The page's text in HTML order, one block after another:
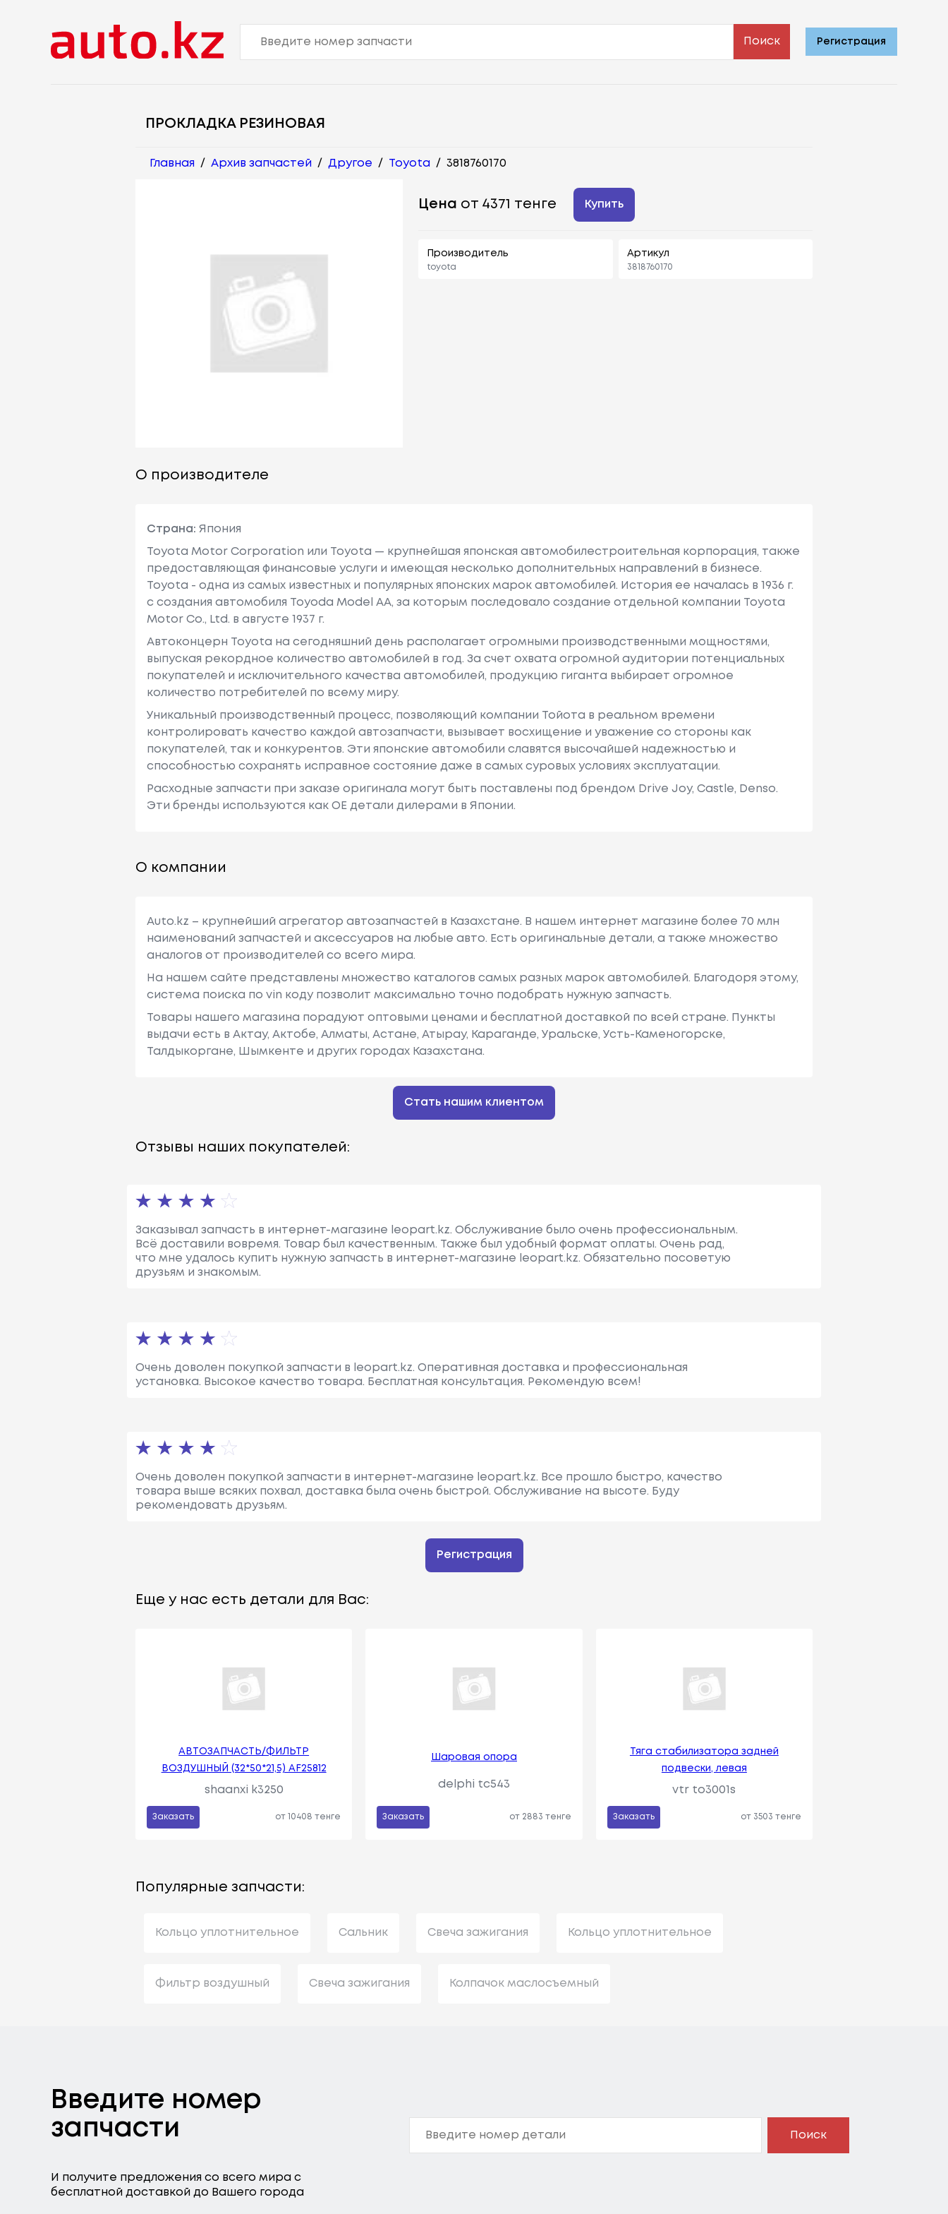
Поиск Регистрация
ПРОКЛАДКА РЕЗИНОВАЯ
Главная / Архив запчастей / Другое / Toyota / 3818760170
Цена от 4371 тенге Купить
Производитель
toyota
Артикул
3818760170
О производителе
Страна: Япония
Toyota Motor Corporation или Toyota — крупнейшая японская автомобилестроительная корпорация, также
предоставляющая финансовые услуги и имеющая несколько дополнительных направлений в бизнесе.
Toyota - одна из самых известных и популярных японских марок автомобилей. История ее началась в 1936 г.
с создания автомобиля Toyoda Model AA, за которым последовало создание отдельной компании Toyota
Motor Co., Ltd. в августе 1937 г.
Автоконцерн Toyota на сегодняшний день располагает огромными производственными мощностями,
выпуская рекордное количество автомобилей в год. За счет охвата огромной аудитории потенциальных
покупателей и исключительного качества автомобилей, продукцию гиганта выбирает огромное
количество потребителей по всему миру.
Уникальный производственный процесс, позволяющий компании Тойота в реальном времени
контролировать качество каждой автозапчасти, вызывает восхищение и уважение со стороны как
покупателей, так и конкурентов. Эти японские автомобили славятся высочайшей надежностью и
способностью сохранять исправное состояние даже в самых суровых условиях эксплуатации.
Расходные запчасти при заказе оригинала могут быть поставлены под брендом Drive Joy, Castle, Denso.
Эти бренды используются как ОЕ детали дилерами в Японии.
О компании
Auto.kz – крупнейший агрегатор автозапчастей в Казахстане. В нашем интернет магазине более 70 млн
наименований запчастей и аксессуаров на любые авто. Есть оригинальные детали, а также множество
аналогов от производителей со всего мира.
На нашем сайте представлены множество каталогов самых разных марок автомобилей. Благодоря этому,
система поиска по vin коду позволит максимально точно подобрать нужную запчасть.
Товары нашего магазина порадуют оптовыми ценами и бесплатной доставкой по всей стране. Пункты
выдачи есть в Актау, Актобе, Алматы, Астане, Атырау, Караганде, Уральске, Усть-Каменогорске,
Талдыкоргане, Шымкенте и других городах Казахстана.
Стать нашим клиентом
Отзывы наших покупателей:
Заказывал запчасть в интернет-магазине leopart.kz. Обслуживание было очень профессиональным.
Всё доставили вовремя. Товар был качественным. Также был удобный формат оплаты. Очень рад,
что мне удалось купить нужную запчасть в интернет-магазине leopart.kz. Обязательно посоветую
друзьям и знакомым.
Очень доволен покупкой запчасти в leopart.kz. Оперативная доставка и профессиональная
установка. Высокое качество товара. Бесплатная консультация. Рекомендую всем!
Очень доволен покупкой запчасти в интернет-магазине leopart.kz. Все прошло быстро, качество
товара выше всяких похвал, доставка была очень быстрой. Обслуживание на высоте. Буду
рекомендовать друзьям.
Регистрация
Еще у нас есть детали для Вас:
АВТОЗАПЧАСТЬ/ФИЛЬТР
ВОЗДУШНЫЙ (32*50*21,5) AF25812
shaanxi k3250
Заказать от 10408 тенге
Шаровая опора
delphi tc543
Заказать от 2883 тенге
Тяга стабилизатора задней
подвески, левая
vtr to3001s
Заказать от 3503 тенге
Популярные запчасти:
Кольцо уплотнительное Сальник Свеча зажигания Кольцо уплотнительное
Фильтр воздушный Свеча зажигания Колпачок маслосъемный
Введите номер
запчасти
И получите предложения со всего мира с
бесплатной доставкой до Вашего города
Поиск